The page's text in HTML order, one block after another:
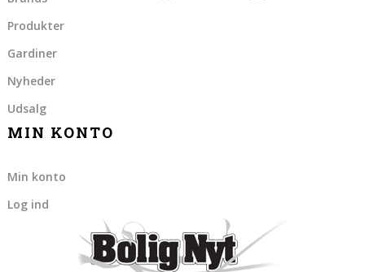
Produkter
Gardiner
Nyheder
Udsalg
MIN KONTO
Min konto
Log ind